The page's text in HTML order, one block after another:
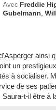
Avec Freddie
Gubelmann ,
ainsi
un
à socialiser.
de ses
t-il être à